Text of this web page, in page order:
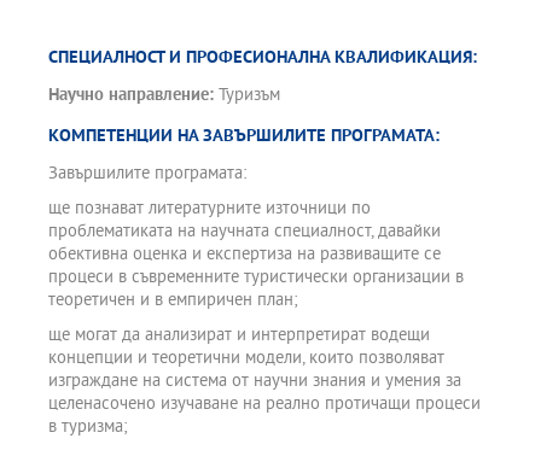
СПЕЦИАЛНОСТ И ПРОФЕСИОНАЛНА КВАЛИФИКАЦИЯ:
Научно направление: Туризъм
КОМПЕТЕНЦИИ НА ЗАВЪРШИЛИТЕ ПРОГРАМАТА:
Завършилите програмата:
ще познават литературните източници по
проблематиката на научната специалност, давайки
обективна оценка и експертиза на развиващите се
процеси в съвременните туристически организации в
теоретичен и в емпиричен план;
ще могат да анализират и интерпретират водещи
концепции и теоретични модели, които позволяват
изграждане на система от научни знания и умения за
целенасочено изучаване на реално протичащи процеси
в туризма;